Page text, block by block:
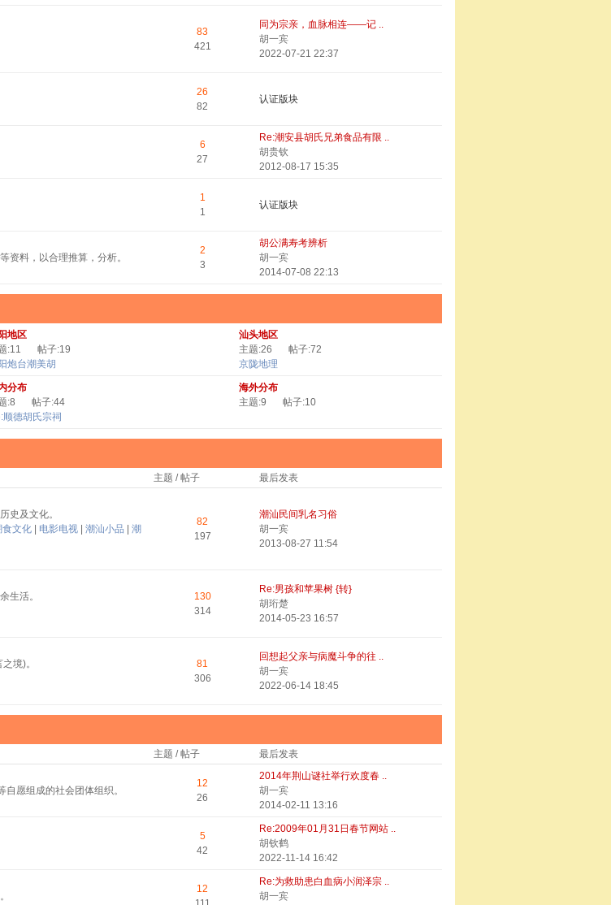
83
421
同为宗亲，血脉相连——记 ..
胡一宾
2022-07-21 22:37
26
82
认证版块
6
27
Re:潮安县胡氏兄弟食品有限 ..
胡贵钦
2012-08-17 15:35
1
1
认证版块
资料，以合理推算，分析。
2
3
胡公满寿考辨析
胡一宾
2014-07-08 22:13
地区
:11
帖子:19
炮台潮美胡
汕头地区
主题:26
帖子:72
京陇地理
分布
:8
帖子:44
顺德胡氏宗祠
海外分布
主题:9
帖子:10
主题 / 帖子
最后发表
史及文化。
食文化 电影电视 潮汕小品
潮
82
197
潮汕民间乳名习俗
胡一宾
2013-08-27 11:54
生活。
130
314
Re:男孩和苹果树 {转}
胡珩楚
2014-05-23 16:57
境)。
81
306
回想起父亲与病魔斗争的往 ..
胡一宾
2022-06-14 18:45
主题 / 帖子
最后发表
愿组成的社会团体组织。
12
26
2014年荆山谜社举行欢度春 ..
胡一宾
2014-02-11 13:16
5
42
Re:2009年01月31日春节网站 ..
胡钦鹤
2022-11-14 16:42
12
Re:为救助患白血病小润泽宗 ..
胡一宾